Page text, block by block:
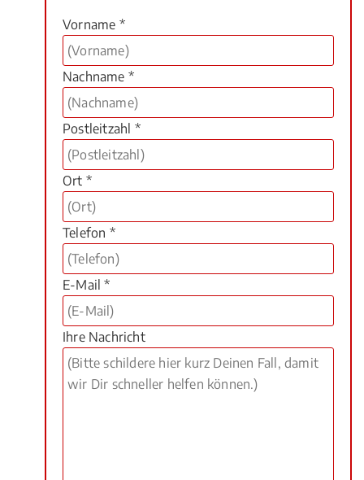
Vorname *
Nachname *
Postleitzahl *
Ort *
Telefon *
E-Mail *
Ihre Nachricht